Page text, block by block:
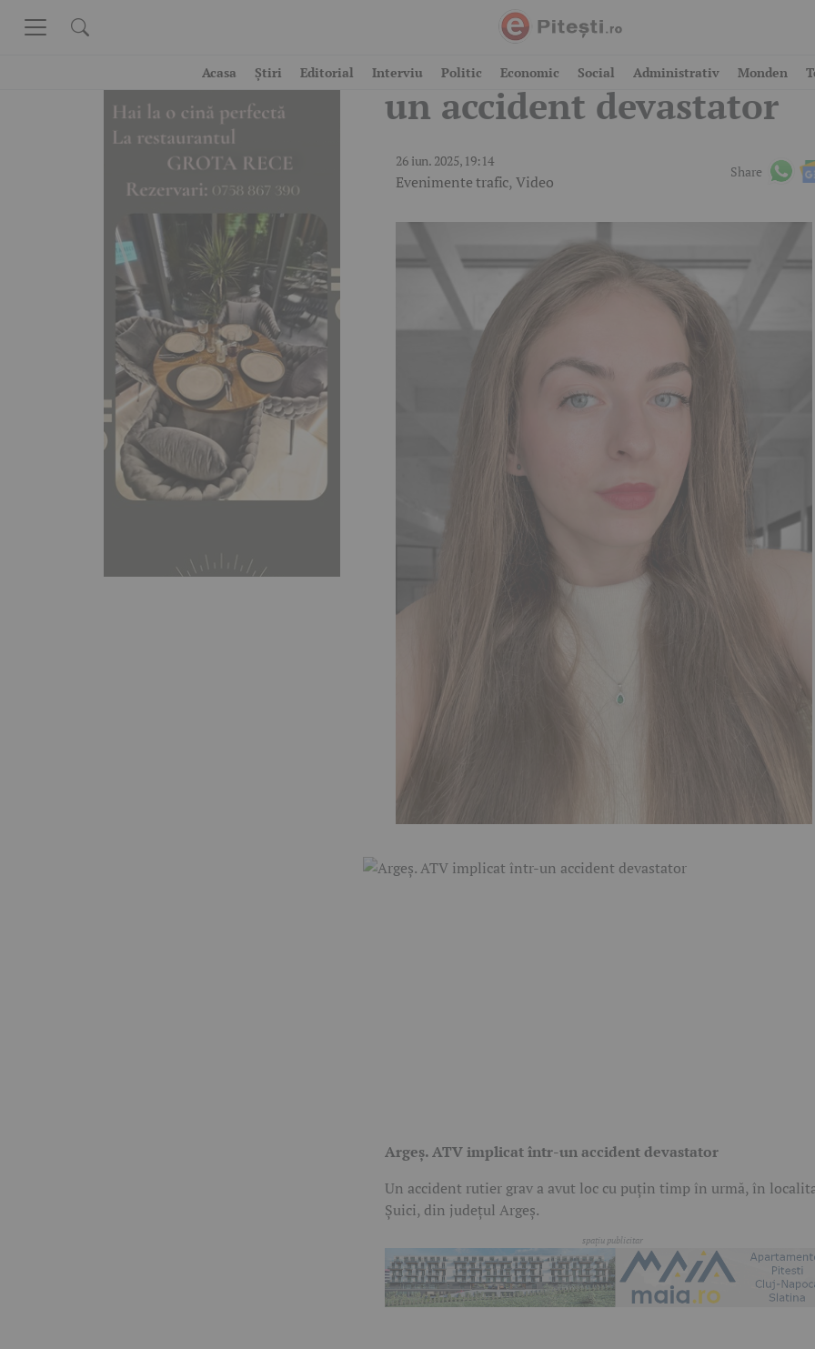
Acasa Știri Editorial Interviu Politic Economic Social Administrativ Monden
Argeș. ATV implicat
un accident devastator
26 iun. 2025, 19:14
Evenimente trafic,Video
Share
Argeș. ATV implicat într-un accident devastator
Un accident rutier grav a avut loc cu puțin timp în urmă, în
Șuici, din județul Argeș.